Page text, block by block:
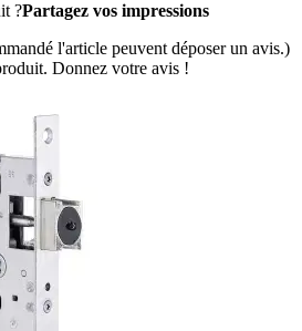
?Partagez vos impressions
l'article peuvent déposer un avis.)
Donnez votre avis !